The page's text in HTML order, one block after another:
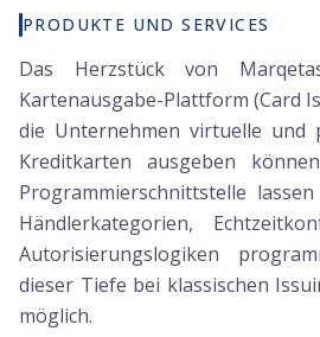
PRODUKTE UND SERVICES
Das Herzstück von
Kartenausgabe-Plattform (Card
die Unternehmen virtuelle und
Kreditkarten ausgeben
Programmierschnittstelle
Händlerkategorien,
Autorisierungslogiken
dieser Tiefe bei klassischen
möglich.